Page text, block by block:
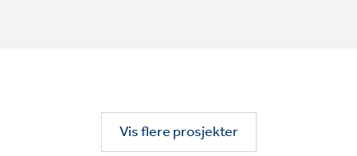
Vis flere prosjekter